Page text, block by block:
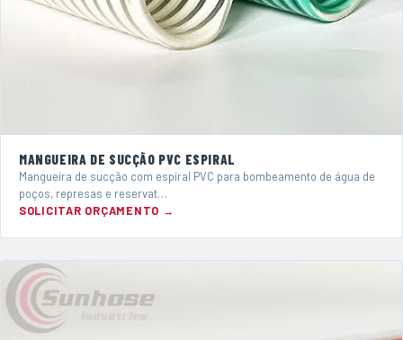
MANGUEIRA DE SUCÇÃO PVC ESPIRAL
Mangueira de sucção com espiral PVC para bombeamento de água de
poços, represas e reservat…
SOLICITAR ORÇAMENTO →